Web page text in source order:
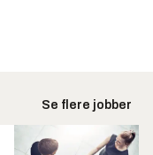
Se flere jobber